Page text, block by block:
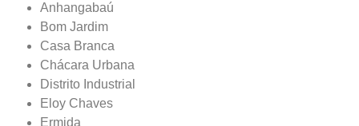
Anhangabaú
Bom Jardim
Casa Branca
Chácara Urbana
Distrito Industrial
Eloy Chaves
Ermida